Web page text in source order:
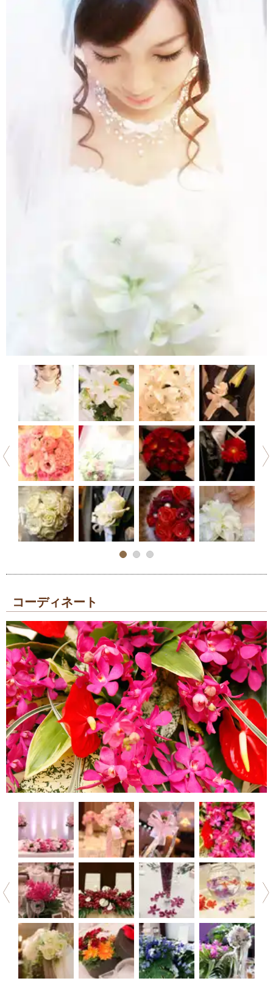
コーディネート